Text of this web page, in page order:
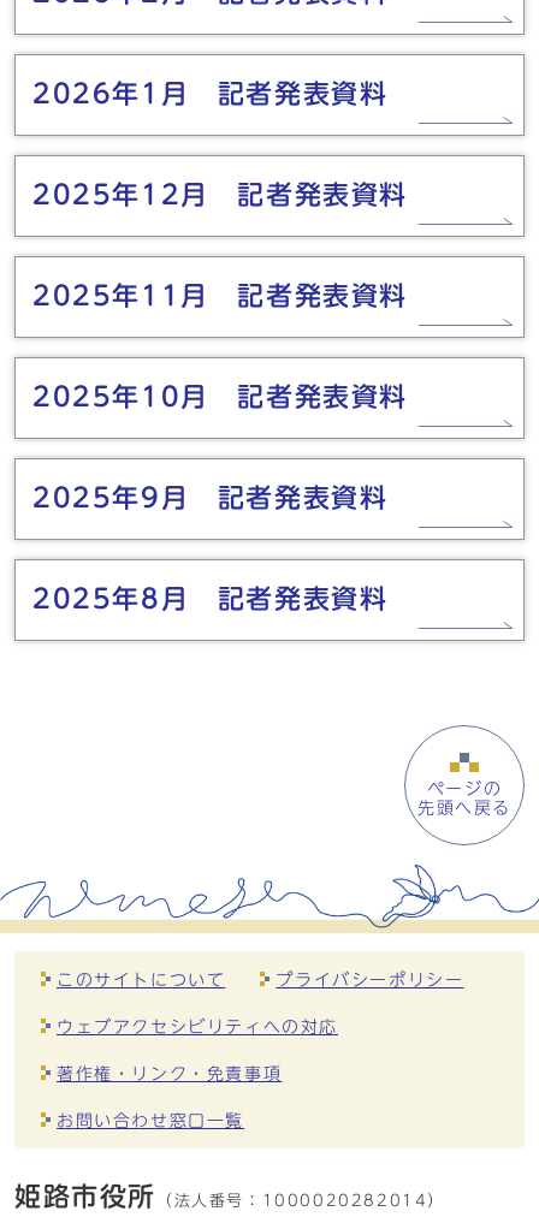
2026年1月 記者発表資料
2025年12月 記者発表資料
2025年11月 記者発表資料
2025年10月 記者発表資料
2025年9月 記者発表資料
2025年8月 記者発表資料
ページの
先頭へ戻る
このサイトについて プライバシーポリシー
ウェブアクセシビリティへの対応
著作権・リンク・免責事項
お問い合わせ窓口一覧
姫路市役所 （法人番号： 1000020282014）